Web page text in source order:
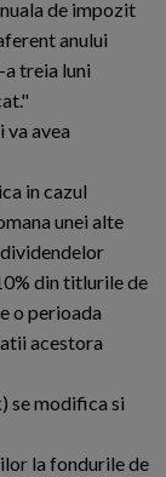
de impozit
anului
a treia luni
va avea
in cazul
unei alte
din titlurile de
o perioada
acestora
se modifica si
la fondurile de